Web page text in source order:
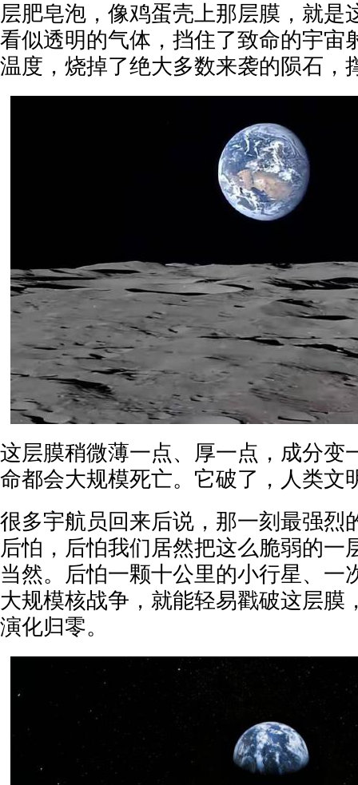
层肥皂泡，像鸡蛋壳上那层膜，就是
看似透明的气体，挡住了致命的宇宙
温度，烧掉了绝大多数来袭的陨石，
这层膜稍微薄一点、厚一点，成分变
命都会大规模死亡。它破了，人类文
很多宇航员回来后说，那一刻最强烈
后怕，后怕我们居然把这么脆弱的一
当然。后怕一颗十公里的小行星、一
大规模核战争，就能轻易戳破这层膜
演化归零。